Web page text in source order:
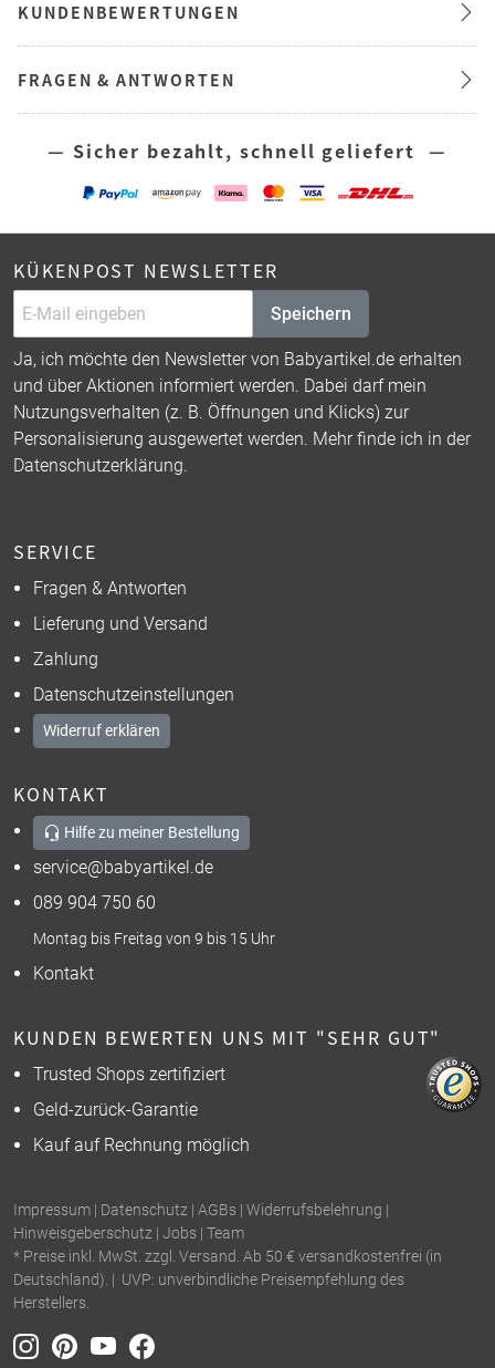
KUNDENBEWERTUNGEN
FRAGEN & ANTWORTEN
— Sicher bezahlt, schnell geliefert —
KÜKENPOST NEWSLETTER
Speichern
Ja, ich möchte den Newsletter von Babyartikel.de erhalten
und über Aktionen informiert werden. Dabei darf mein
Nutzungsverhalten (z. B. Öffnungen und Klicks) zur
Personalisierung ausgewertet werden. Mehr finde ich in der
Datenschutzerklärung.
SERVICE
Fragen & Antworten
Lieferung und Versand
Zahlung
Datenschutzeinstellungen
Widerruf erklären
KONTAKT
Hilfe zu meiner Bestellung
service@babyartikel.de
089 904 750 60
Montag bis Freitag von 9 bis 15 Uhr
Kontakt
KUNDEN BEWERTEN UNS MIT "SEHR GUT"
Trusted Shops zertifiziert
Geld-zurück-Garantie
Kauf auf Rechnung möglich
Impressum | Datenschutz | AGBs | Widerrufsbelehrung |
Hinweisgeberschutz | Jobs | Team
* Preise inkl. MwSt. zzgl. Versand. Ab 50 € versandkostenfrei (in
Deutschland). | UVP: unverbindliche Preisempfehlung des
Herstellers.